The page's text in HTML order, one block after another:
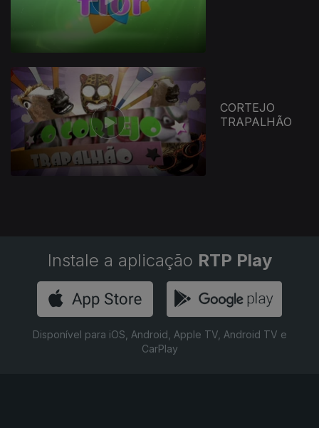
CORTEJO
TRAPALHÃO
Instale a aplicação RTP Play
Disponível para iOS, Android, Apple TV, Android TV e
CarPlay